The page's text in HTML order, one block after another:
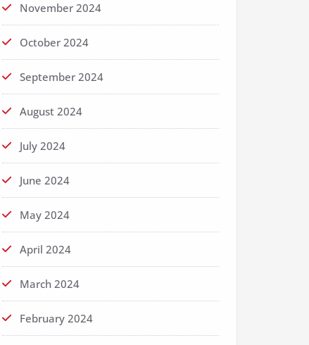
November 2024
October 2024
September 2024
August 2024
July 2024
June 2024
May 2024
April 2024
March 2024
February 2024